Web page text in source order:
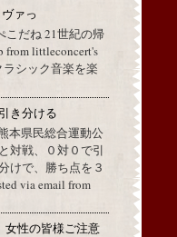
ァっ
こだね 21世紀の帰
from littleconcert's
ラシック音楽を楽
き分ける
本県民総合運動公
対戦、０対０で引
けで、勝ち点を３
via email from
女性の皆様ご注意